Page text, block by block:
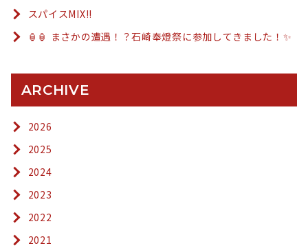
スパイスMIX!!
🏮🏮 まさかの遭遇！？石崎奉燈祭に参加してきました！✨
ARCHIVE
2026
2025
2024
2023
2022
2021